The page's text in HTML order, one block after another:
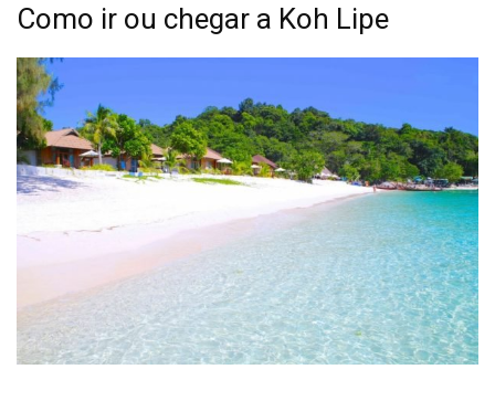
Como ir ou chegar a Koh Lipe